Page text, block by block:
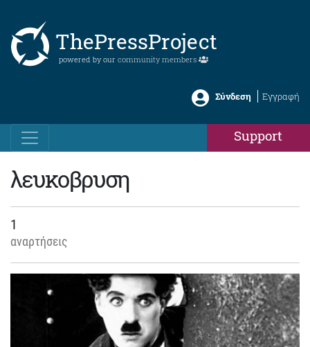
ThePressProject
powered by our community members
Σύνδεση Εγγραφή
Support
λευκοβρυση
1
αναρτήσεις